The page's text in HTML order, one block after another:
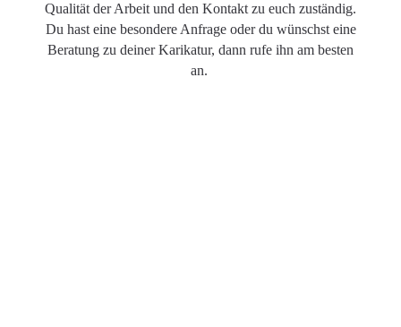
Qualität der Arbeit und den Kontakt zu euch zuständig.
Du hast eine besondere Anfrage oder du wünschst eine
Beratung zu deiner Karikatur, dann rufe ihn am besten
an.